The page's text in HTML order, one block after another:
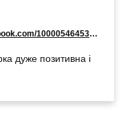
https://www.facebook.com/100005464536520
дуже позитивна і